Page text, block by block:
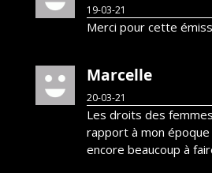
19-03-21
Merci pour cette
Marcelle
20-03-21
Les droits des
rapport à mon
encore beaucoup à